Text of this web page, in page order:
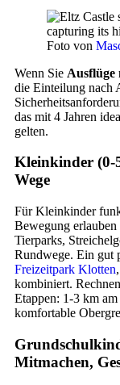
Foto von
Wenn Sie
die Einteilung nach
das mit 4 Jahren
gelten.
Kleinkinder (0-
Wege
Für Kleinkinder
Bewegung
Tierparks,
Rundwege. Ein gut
Freizeitpark Klotten
kombiniert.
Etappen: 1-3 km
komfortable
Mitmachen,